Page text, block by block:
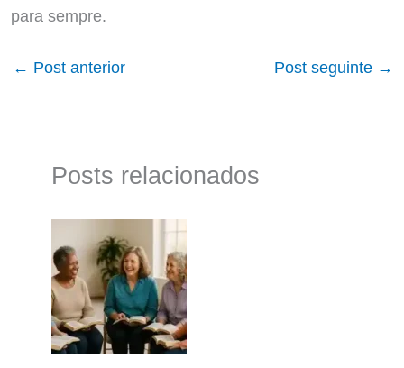
para sempre.
← Post anterior Post seguinte →
Posts relacionados